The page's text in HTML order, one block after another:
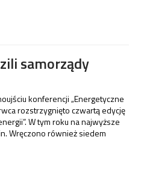
samorządy
konferencji „Energetyczne
rozstrzygnięto czwartą edycję
W tym roku na najwyższe
Wręczono również siedem